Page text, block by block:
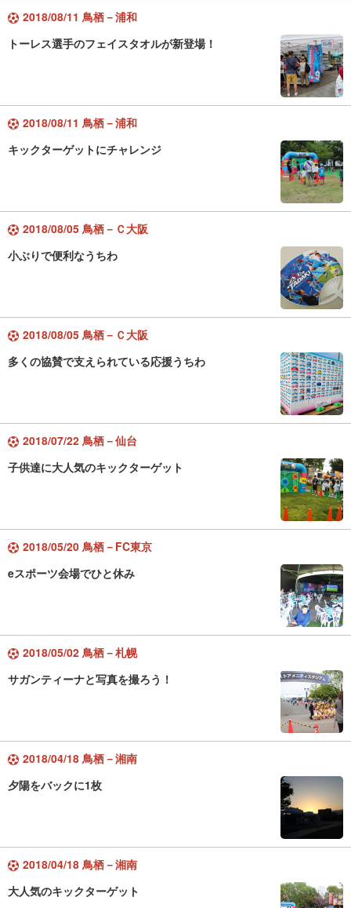
2018/08/11 鳥栖－浦和
トーレス選手のフェイスタオルが新登場！
2018/08/11 鳥栖－浦和
キックターゲットにチャレンジ
2018/08/05 鳥栖－Ｃ大阪
小ぶりで便利なうちわ
2018/08/05 鳥栖－Ｃ大阪
多くの協賛で支えられている応援うちわ
2018/07/22 鳥栖－仙台
子供達に大人気のキックターゲット
2018/05/20 鳥栖－FC東京
eスポーツ会場でひと休み
2018/05/02 鳥栖－札幌
サガンティーナと写真を撮ろう！
2018/04/18 鳥栖－湘南
夕陽をバックに1枚
2018/04/18 鳥栖－湘南
大人気のキックターゲット